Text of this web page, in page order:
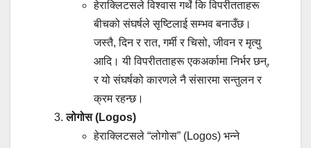
हेराक्लिटसले विश्वास गर्थे कि विपरीतताहरू
बीचको संघर्षले सृष्टिलाई सम्भव बनाउँछ।
जस्तै, दिन र रात, गर्मी र चिसो, जीवन र मृत्यु
आदि। यी विपरीतताहरू एकअर्कामा निर्भर छन्,
र यो संघर्षको कारणले नै संसारमा सन्तुलन र
क्रम रहन्छ।
लोगोस (Logos)
हेराक्लिटसले “लोगोस” (Logos) भन्ने